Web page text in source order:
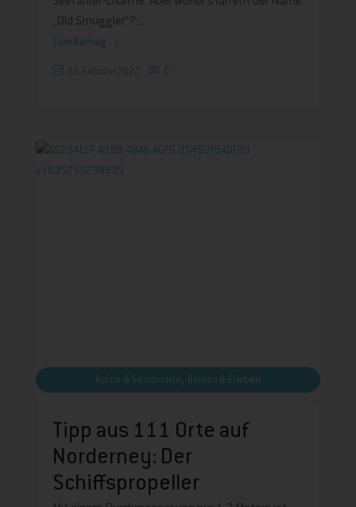
„Old Smuggler“?
Zum Beitrag
Kultur & Geschichte, Reisen & Erleben
Tipp aus 111 Orte auf
Norderney: Der
Schiffspropeller